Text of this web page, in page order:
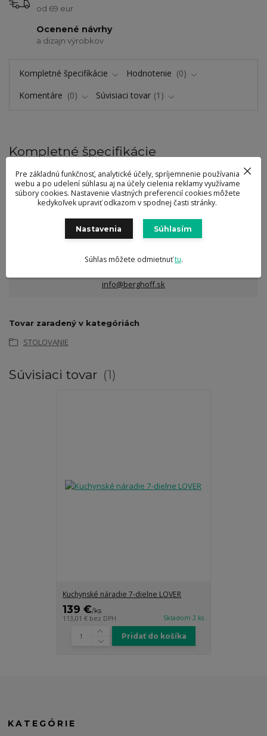
od 69 eur
Ocenené návrhy
a dizajn výrobkov
Kompletné špecifikácie Hodnotenie
0
Komentáre
0 Súvisiaci tovar 1
Kompletné špecifikácie
Kávove lyžičky 7-dielne LOVER.
Potrebujete poradiť?
info@berghoff.sk
Tovar zaradený v kategóriách
STOLOVANIE
Súvisiaci tovar 1
Kuchynské náradie 7-dielne LOVER
139 €/ks
113,01 € bez DPH Skladom 2 ks
Pridať do košíka
KATEGÓRIE
Pre základnú funkčnosť, analytické účely, spríjemnenie používania
webu a po udelení súhlasu aj na účely cielenia reklamy využívame
súbory cookies. Nastavenie vlastných preferencií cookies môžete
kedykoľvek upraviť odkazom v spodnej časti stránky.
Nastavenia Súhlasím
Súhlas môžete odmietnuťtu.